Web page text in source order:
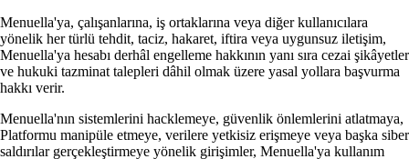
Menuella'ya, çalışanlarına, iş ortaklarına veya diğer kullanıcılara
yönelik her türlü tehdit, taciz, hakaret, iftira veya uygunsuz iletişim,
Menuella'ya hesabı derhâl engelleme hakkının yanı sıra cezai şikâyetler
ve hukuki tazminat talepleri dâhil olmak üzere yasal yollara başvurma
hakkı verir.
Menuella'nın sistemlerini hacklemeye, güvenlik önlemlerini atlatmaya,
Platformu manipüle etmeye, verilere yetkisiz erişmeye veya başka siber
saldırılar gerçekleştirmeye yönelik girişimler, Menuella'ya kullanım